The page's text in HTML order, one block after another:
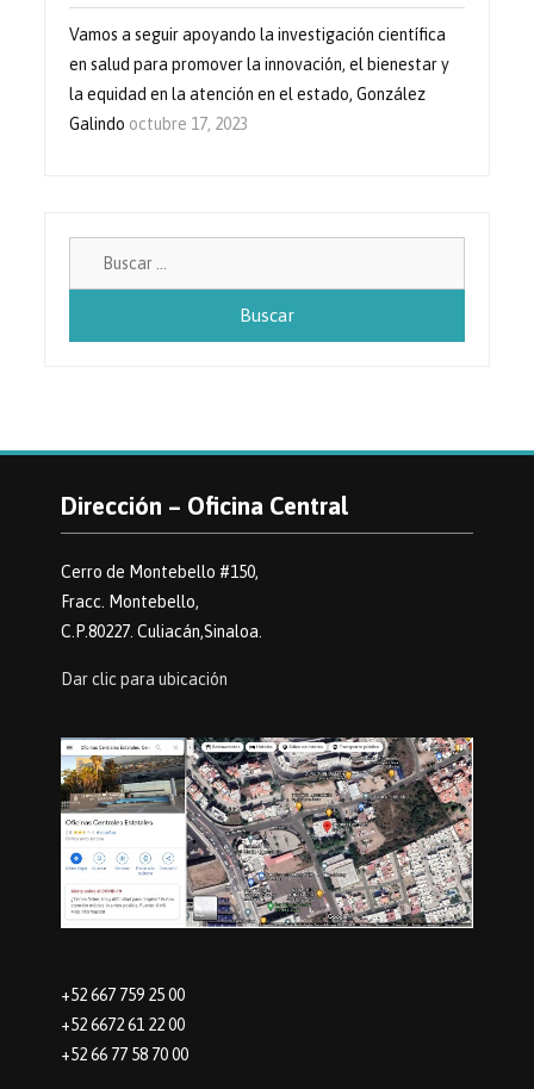
Vamos a seguir apoyando la investigación científica
en salud para promover la innovación, el bienestar y
la equidad en la atención en el estado, González
Galindo octubre 17, 2023
Dirección – Oficina Central
Cerro de Montebello #150,
Fracc. Montebello,
C.P.80227. Culiacán,Sinaloa.
Dar clic para ubicación
+52 667 759 25 00
+52 6672 61 22 00
+52 66 77 58 70 00